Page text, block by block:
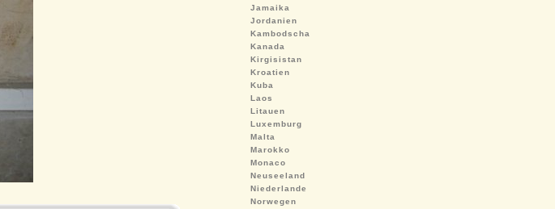
Jamaika
Jordanien
Kambodscha
Kanada
Kirgisistan
Kroatien
Kuba
Laos
Litauen
Luxemburg
Malta
Marokko
Monaco
Neuseeland
Niederlande
Norwegen